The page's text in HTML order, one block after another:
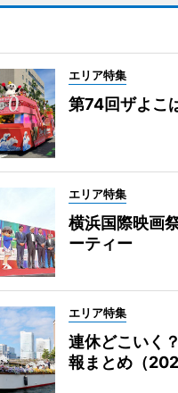
エリア特集
第74回ザよ
エリア特集
横浜国際映画
ーティー
エリア特集
連休どこいく
報まとめ（